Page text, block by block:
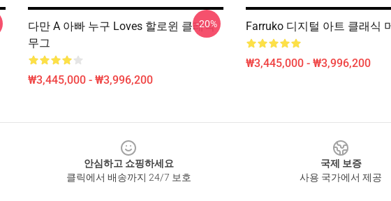
다만 A 아빠 누구 Loves 할로윈 클래식
무그
₩3,445,000 - ₩3,996,200
-20% Farruko 디지털 아트 클래식
₩3,445,000 - ₩3,996,200
안심하고 쇼핑하세요
클릭에서 배송까지 24/7 보호
국제 보증
사용 국가에서 제공